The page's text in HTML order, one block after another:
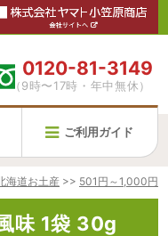
0120-81-3149
（9時〜17時・年中無休）
ご利用ガイド
海道お土産 >> 501円～1,000円
味 1袋 30g